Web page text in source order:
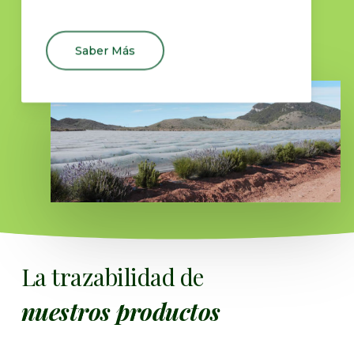
Saber Más
La trazabilidad de
nuestros productos